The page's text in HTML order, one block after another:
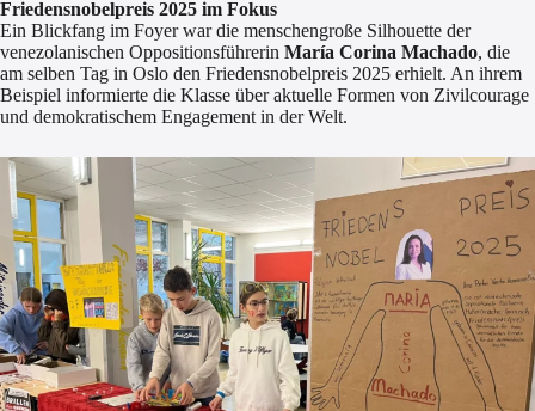
Friedensnobelpreis 2025 im Fokus
Ein Blickfang im Foyer war die menschengroße Silhouette der
venezolanischen Oppositionsführerin María Corina Machado, die
am selben Tag in Oslo den Friedensnobelpreis 2025 erhielt. An ihrem
Beispiel informierte die Klasse über aktuelle Formen von Zivilcourage
und demokratischem Engagement in der Welt.